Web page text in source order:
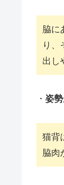
脇に
り、
出し
・ 姿
猫背
脇肉